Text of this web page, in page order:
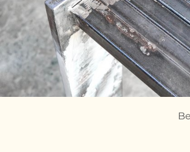
Inox
Robuste pour des structures solides